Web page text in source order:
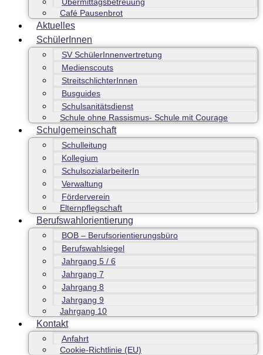
Café Pausenbrot
Aktuelles
SchülerInnen
SV SchülerInnenvertretung
Medienscouts
StreitschlichterInnen
Busguides
Schulsanitätsdienst
Schule ohne Rassismus- Schule mit Courage
Schulgemeinschaft
Schulleitung
Kollegium
SchulsozialarbeiterIn
Verwaltung
Förderverein
Elternpflegschaft
Berufswahlorientierung
BOB – Berufsorientierungsbüro
Berufswahlsiegel
Jahrgang 5 / 6
Jahrgang 7
Jahrgang 8
Jahrgang 9
Jahrgang 10
Kontakt
Anfahrt
Cookie-Richtlinie (EU)